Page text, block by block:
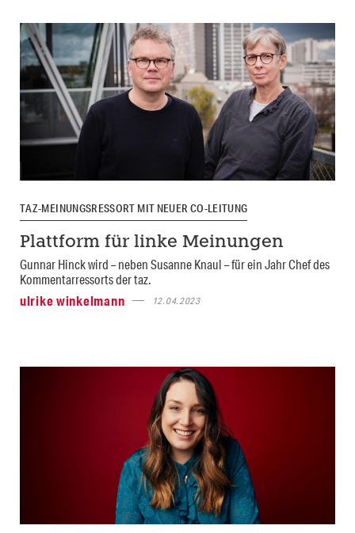
TAZ-MEINUNGSRESSORT MIT NEUER CO-LEITUNG
Plattform für linke Meinungen
Gunnar Hinck wird – neben Susanne Knaul – für ein Jahr Chef des
Kommentarressorts der taz.
ulrike winkelmann
12.04.2023